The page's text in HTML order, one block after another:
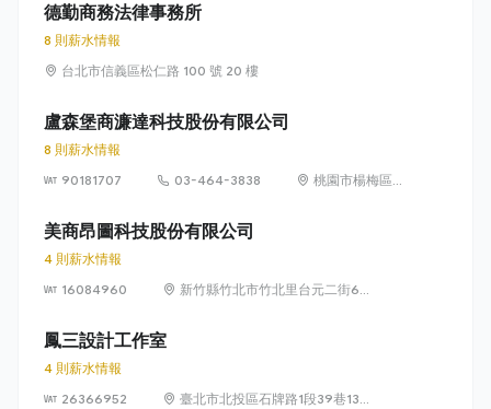
德勤商務法律事務所
8 則薪水情報
台北市信義區松仁路 100 號 20 樓
盧森堡商濂達科技股份有限公司
8 則薪水情報
90181707
03-464-3838
桃園市楊梅區高
美商昂圖科技股份有限公司
4 則薪水情報
16084960
新竹縣竹北市竹北里台元二街6號
鳳三設計工作室
4 則薪水情報
26366952
臺北市北投區石牌路1段39巷134